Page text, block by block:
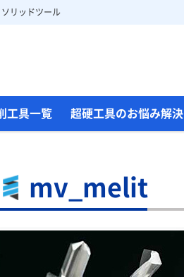
リッドツール
工具一覧 超硬工具のお悩み解決
mv_melit